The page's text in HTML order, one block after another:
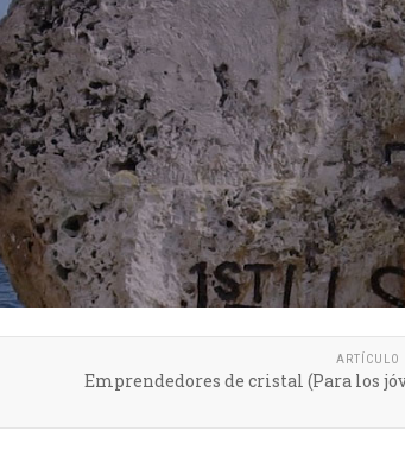
ARTÍCULO
Emprendedores de cristal (Para los